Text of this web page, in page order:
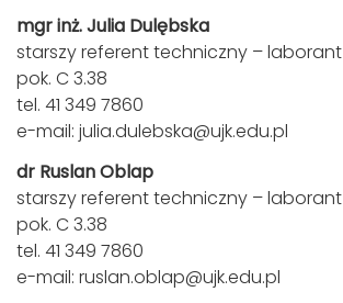
mgr inż. Julia Dulębska
starszy referent techniczny – laborant
pok. C 3.38
tel. 41 349 7860
e-mail: julia.dulebska@ujk.edu.pl
dr Ruslan Oblap
starszy referent techniczny – laborant
pok. C 3.38
tel. 41 349 7860
e-mail: ruslan.oblap@ujk.edu.pl